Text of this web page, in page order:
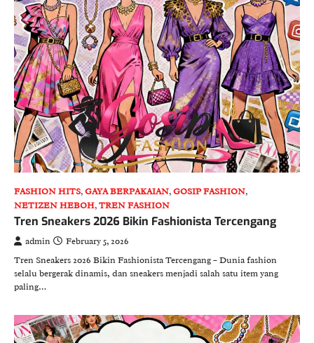
FASHION HITS,GAYA BERPAKAIAN,GOSIP FASHION,
NETIZEN HEBOH,TREN FASHION
Tren Sneakers 2026 Bikin Fashionista Tercengang
admin
February 5, 2026
Tren Sneakers 2026 Bikin Fashionista Tercengang – Dunia fashion
selalu bergerak dinamis, dan sneakers menjadi salah satu item yang
paling…